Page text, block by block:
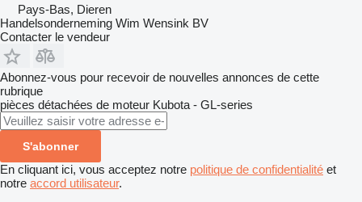
Pays-Bas, Dieren
Handelsonderneming Wim Wensink BV
Contacter le vendeur
Abonnez-vous pour recevoir de nouvelles annonces de cette
rubrique
pièces détachées de moteur Kubota - GL-series
S'abonner
En cliquant ici, vous acceptez notre politique de confidentialité et
notre accord utilisateur.